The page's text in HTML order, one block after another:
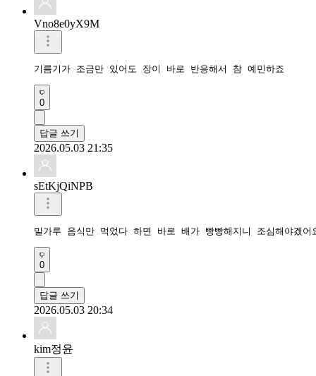
Vno8e0yX9M
기름기가 조금만 있어도 장이 바로 반응해서 참 예민하죠
0
답글 쓰기
2026.05.03 21:35
sEtKjQiNPB
밀가루 음식만 먹었다 하면 바로 배가 빵빵해지니 조심해야겠어
0
답글 쓰기
2026.05.03 20:34
kim정윤